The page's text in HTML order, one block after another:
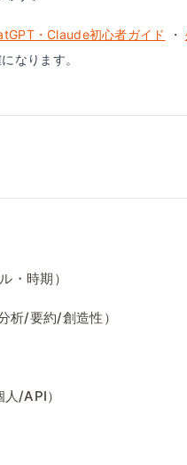
・Claude初心者ガイド ・
なります。
・時期）
析/要約/創造性）
人/API）